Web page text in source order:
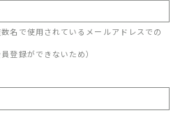
名で使用されているメールアドレスでの
登録ができないため）